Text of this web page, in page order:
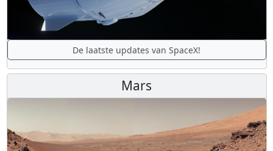
De laatste updates van SpaceX!
Mars